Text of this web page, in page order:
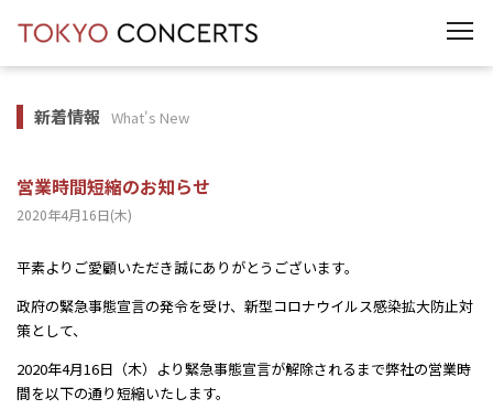
t
o
新着情報 What's New
営業時間短縮のお知らせ
2020年4月16日(木)
平素よりご愛顧いただき誠にありがとうございます。
政府の緊急事態宣言の発令を受け、新型コロナウイルス感染拡大防止対
策として、
2020年4月16日（木）より緊急事態宣言が解除されるまで弊社の営業時
間を以下の通り短縮いたします。